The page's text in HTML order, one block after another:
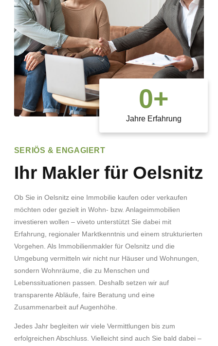
Jahre Erfahrung
0+
SERIÖS & ENGAGIERT
Ihr Makler für Oelsnitz
Ob Sie in Oelsnitz eine Immobilie kaufen oder verkaufen
möchten oder gezielt in Wohn- bzw. Anlageimmobilien
investieren wollen – viveto unterstützt Sie dabei mit
Erfahrung, regionaler Marktkenntnis und einem strukturierten
Vorgehen. Als Immobilienmakler für Oelsnitz und die
Umgebung vermitteln wir nicht nur Häuser und Wohnungen,
sondern Wohnräume, die zu Menschen und
Lebenssituationen passen. Deshalb setzen wir auf
transparente Abläufe, faire Beratung und eine
Zusammenarbeit auf Augenhöhe.
Jedes Jahr begleiten wir viele Vermittlungen bis zum
erfolgreichen Abschluss. Vielleicht sind auch Sie bald dabei –